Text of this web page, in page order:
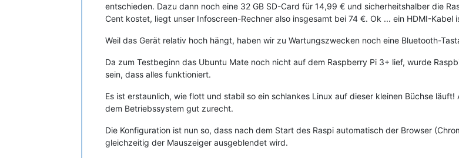
entschieden. Dazu dann noch eine 32 GB SD-Card für 14,99 € und sicherheitshalber die
Cent kostet, liegt unser Infoscreen-Rechner also insgesamt bei 74 €. Ok ... ein HDMI-
Weil das Gerät relativ hoch hängt, haben wir zu Wartungszwecken noch eine Bluetooth-
Da zum Testbeginn das Ubuntu Mate noch nicht auf dem Raspberry Pi 3+ lief, wurde
sein, dass alles funktioniert.
Es ist erstaunlich, wie flott und stabil so ein schlankes Linux auf dieser kleinen Büchse
dem Betriebssystem gut zurecht.
Die Konfiguration ist nun so, dass nach dem Start des Raspi automatisch der Browser
gleichzeitig der Mauszeiger ausgeblendet wird.